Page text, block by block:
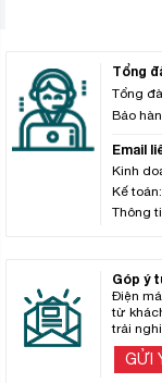
Tổng
Tổng
Bảo
Email
Kinh
Kế toán:
Thông
Góp ý
Điện
từ
trải
GỬI